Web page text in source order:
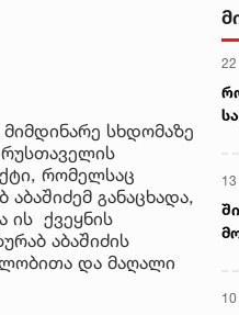
სხდომაზე
რუსთაველის
რომელსაც
განაცხადა,
ის ქვეყნის
აბაშიძის
და მაღალი